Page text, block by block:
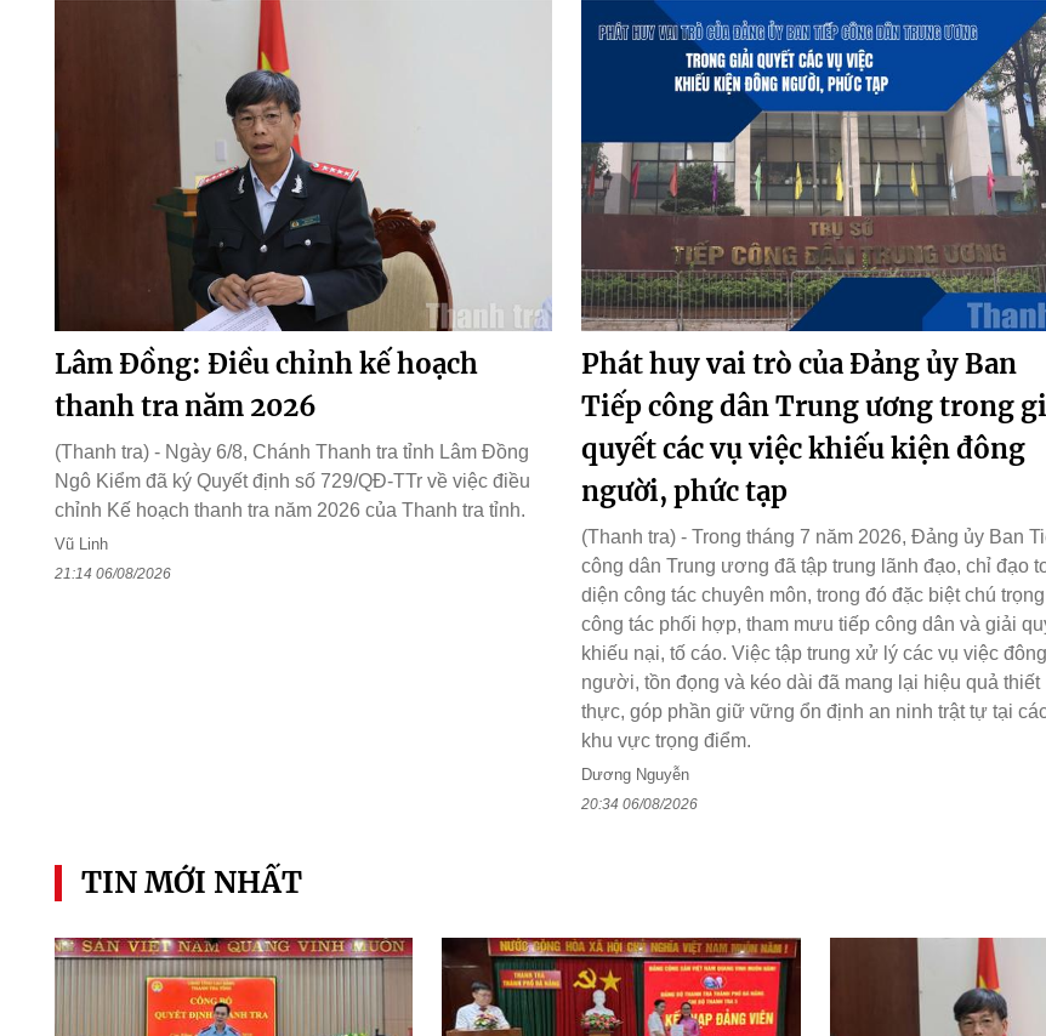
Lâm Đồng: Điều chỉnh kế hoạch
thanh tra năm 2026
(Thanh tra) - Ngày 6/8, Chánh Thanh tra tỉnh Lâm Đồng
Ngô Kiểm đã ký Quyết định số 729/QĐ-TTr về việc điều
chỉnh Kế hoạch thanh tra năm 2026 của Thanh tra tỉnh.
Vũ Linh
21:14 06/08/2026
Phát huy vai trò của Đảng ủy Ban
Tiếp công dân Trung ương trong
quyết các vụ việc khiếu kiện đông
người, phức tạp
(Thanh tra) - Trong tháng 7 năm 2026, Đảng ủy Ban
công dân Trung ương đã tập trung lãnh đạo, chỉ đạo
diện công tác chuyên môn, trong đó đặc biệt chú trọng
công tác phối hợp, tham mưu tiếp công dân và giải
khiếu nại, tố cáo. Việc tập trung xử lý các vụ việc đông
người, tồn đọng và kéo dài đã mang lại hiệu quả thiết
thực, góp phần giữ vững ổn định an ninh trật tự tại
khu vực trọng điểm.
Dương Nguyễn
20:34 06/08/2026
TIN MỚI NHẤT